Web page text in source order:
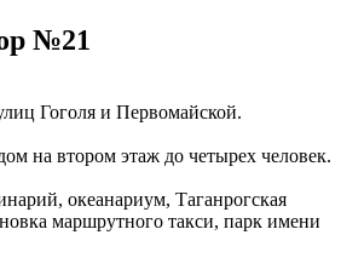
№21
Гоголя и Первомайской.
на втором этаж до четырех человек.
океанариум, Таганрогская
маршрутного такси, парк имени